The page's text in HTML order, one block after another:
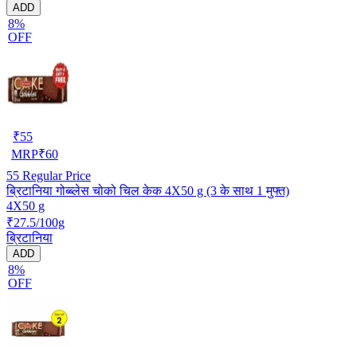
ADD
8%
OFF
₹55
MRP₹60
55 Regular Price
ब्रिटानिया गोब्ब्लेस चोको चिल केक 4X50 g (3 के साथ 1 मुफ्त)
4X50 g
₹27.5/100g
ब्रिटानिया
ADD
8%
OFF